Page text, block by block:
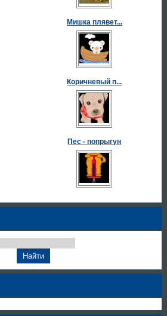
Мишка плявет...
Коричневый п...
Пес - попрыгун